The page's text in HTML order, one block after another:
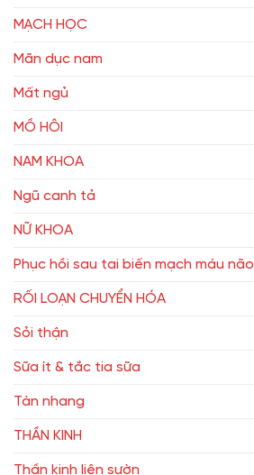
MẠCH HỌC
Mãn dục nam
Mất ngủ
MỒ HÔI
NAM KHOA
Ngũ canh tả
NỮ KHOA
Phục hồi sau tai biến mạch máu não
RỐI LOẠN CHUYỂN HÓA
Sỏi thận
Sữa ít & tắc tia sữa
Tàn nhang
THẦN KINH
Thần kinh liên sườn